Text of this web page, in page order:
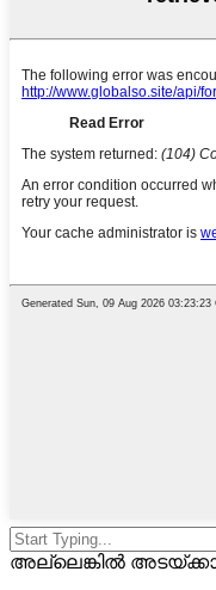
അല്ലെങ്കിൽ